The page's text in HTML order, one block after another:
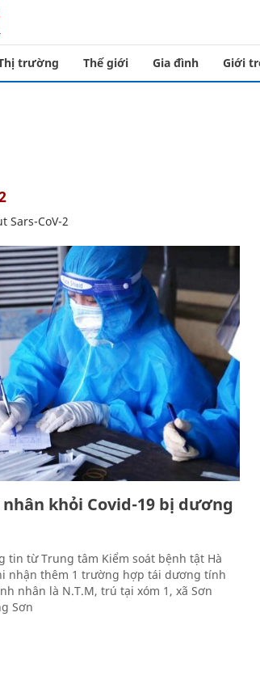
trường Thế giới Gia đình Giới
Sars-CoV-2
nhân khỏi Covid-19 bị dương
tin từ Trung tâm Kiểm soát bệnh tật Hà
nhận thêm 1 trường hợp tái dương tính
nhân là N.T.M, trú tại xóm 1, xã Sơn
Sơn